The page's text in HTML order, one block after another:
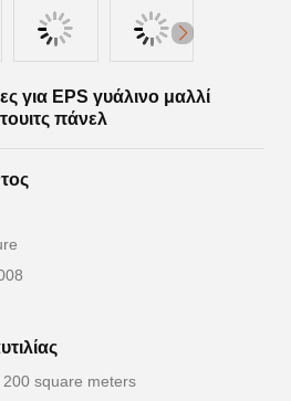
για EPS γυάλινο μαλλί
πάνελ
square meters